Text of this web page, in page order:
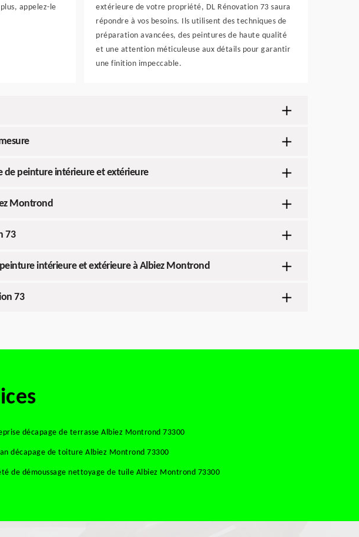
appelez-le
extérieure de votre propriété, DL Rénovation 73 saura
répondre à vos besoins. Ils utilisent des techniques de
préparation avancées, des peintures de haute qualité
et une attention méticuleuse aux détails pour garantir
une finition impeccable.
de peinture intérieure et extérieure
Montrond
73
intérieure et extérieure à Albiez Montrond
73
décapage de terrasse Albiez Montrond 73300
décapage de toiture Albiez Montrond 73300
de démoussage nettoyage de tuile Albiez Montrond 73300